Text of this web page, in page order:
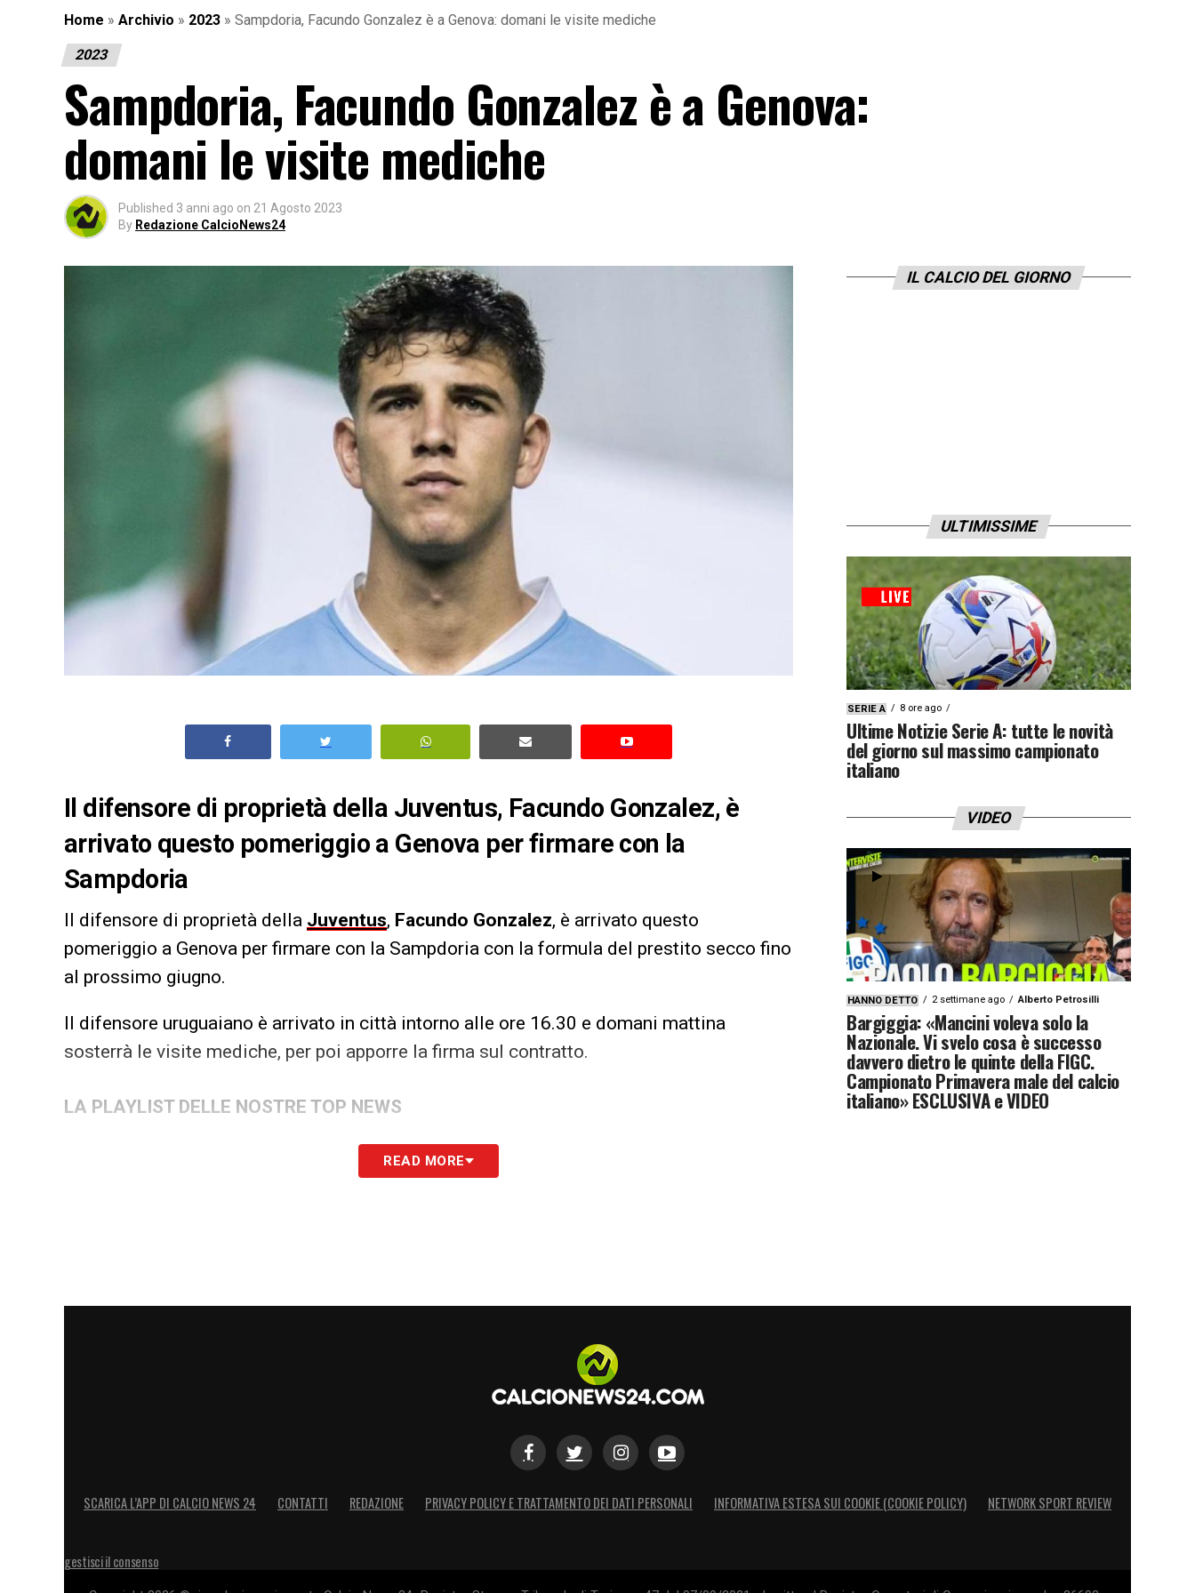
Home » Archivio » 2023 » Sampdoria, Facundo Gonzalez è a Genova: domani le visite mediche
2023
Sampdoria, Facundo Gonzalez è a Genova:
domani le visite mediche
Published 3 anni ago on 21 Agosto 2023
By Redazione CalcioNews24
Il difensore di proprietà della Juventus, Facundo Gonzalez, è
arrivato questo pomeriggio a Genova per firmare con la
Sampdoria
Il difensore di proprietà della Juventus, Facundo Gonzalez, è arrivato questo
pomeriggio a Genova per firmare con la Sampdoria con la formula del prestito secco fino
al prossimo giugno.
Il difensore uruguaiano è arrivato in città intorno alle ore 16.30 e domani mattina
sosterrà le visite mediche, per poi apporre la firma sul contratto.
LA PLAYLIST DELLE NOSTRE TOP NEWS
READ MORE
IL CALCIO DEL GIORNO
ULTIMISSIME
SERIE A 8 ore ago
Ultime Notizie Serie A: tutte le novità
del giorno sul massimo campionato
italiano
VIDEO
HANNO DETTO 2 settimane ago Alberto Petrosilli
Bargiggia: «Mancini voleva solo la
Nazionale. Vi svelo cosa è successo
davvero dietro le quinte della FIGC.
Campionato Primavera male del calcio
italiano» ESCLUSIVA e VIDEO
SCARICA L’APP DI CALCIO NEWS 24 CONTATTI REDAZIONE PRIVACY POLICY E TRATTAMENTO DEI DATI PERSONALI INFORMATIVA ESTESA SUI COOKIE (COOKIE POLICY) NETWORK SPORT REVIEW
gestisci il consenso